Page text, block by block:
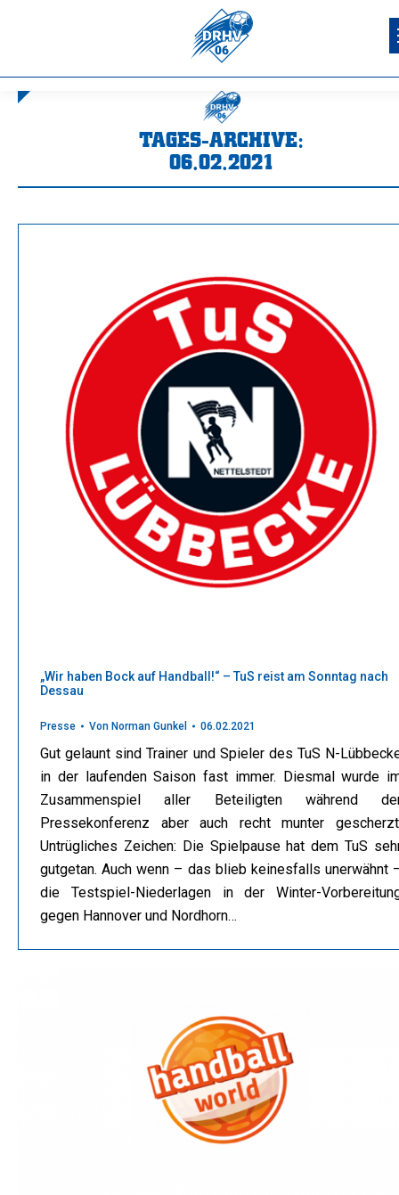
TAGES-ARCHIVE:
06.02.2021
„Wir haben Bock auf Handball!“ – TuS reist am Sonntag nach
Dessau
Presse Von Norman Gunkel 06.02.2021
Gut gelaunt sind Trainer und Spieler des TuS N-
in der laufenden Saison fast immer. Diesmal wurde
Zusammenspiel aller Beteiligten während
Pressekonferenz aber auch recht munter
Untrügliches Zeichen: Die Spielpause hat dem TuS
gutgetan. Auch wenn – das blieb keinesfalls unerwähnt
die Testspiel-Niederlagen in der Winter-
gegen Hannover und Nordhorn…